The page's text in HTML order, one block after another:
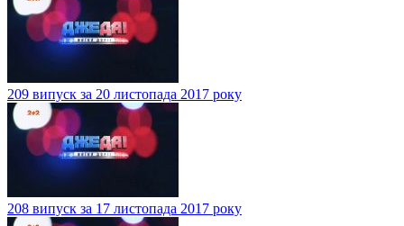
209 випуск за 20 листопада 2017 року
208 випуск за 17 листопада 2017 року